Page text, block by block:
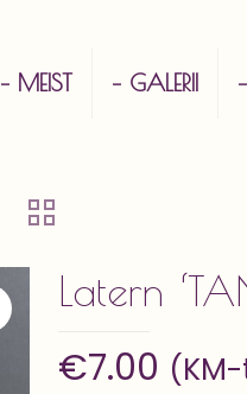
– MEIST – GALERII
Latern
€7.00